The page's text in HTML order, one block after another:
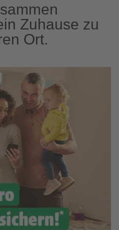
Zuhause zu
Ort.